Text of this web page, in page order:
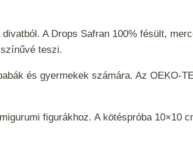
A Drops Safran 100% fésült,
teszi.
és gyermekek számára. Az OEKO-
figurákhoz. A kötéspróba 10×10